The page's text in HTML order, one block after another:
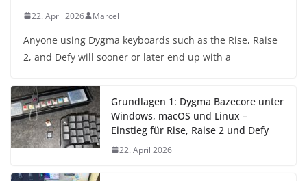
22. April 2026 Marcel
Anyone using Dygma keyboards such as the Rise, Raise
2, and Defy will sooner or later end up with a
Grundlagen 1: Dygma Bazecore unter
Windows, macOS und Linux –
Einstieg für Rise, Raise 2 und Defy
22. April 2026